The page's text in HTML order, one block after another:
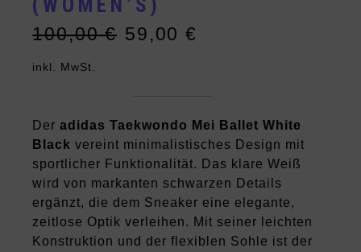
(WOMEN’S)
100,00€
Ursprünglicher
Preis
59,00€
Aktueller
Preis
inkl. MwSt.
Deradidas Taekwondo Mei Ballet White
Black vereint minimalistisches Design mit
sportlicher Funktionalität. Das klare Weiß
wird von markanten schwarzen Details
ergänzt, die dem Sneaker eine elegante,
zeitlose Optik verleihen. Mit seiner leichten
Konstruktion und der flexiblen Sohle ist der